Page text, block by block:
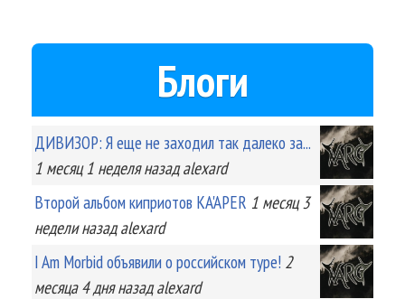
Блоги
ДИВИЗОР: Я еще не заходил так далеко за...
1 месяц 1 неделяназад alexard
Второй альбом киприотов KA'APER 1 месяц 3
неделиназад alexard
I Am Morbid объявили о российском туре! 2
месяца 4 дняназад alexard